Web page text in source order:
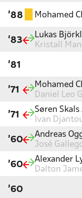
'88 Mohamed
'83
Lukas
Kristall
'81
'71
Mohamed
Daniel Leo
'71
Søren Skals
Ivan
'60
Andreas
José
'60
Alexander
Dalton
'60